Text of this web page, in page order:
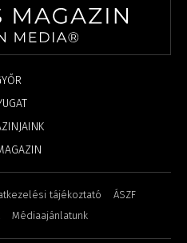
tájékoztató
ÁSZF
Médiaajánlatunk